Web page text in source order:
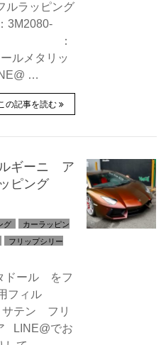
ルラッピング
3M2080-
レー ：
ルメタリッ
…
の記事を読む
ギーニ ア
ピング
グ
カーラッピン
フリップシリー
ドール をフ
フィル
テン フリ
LINE@でお